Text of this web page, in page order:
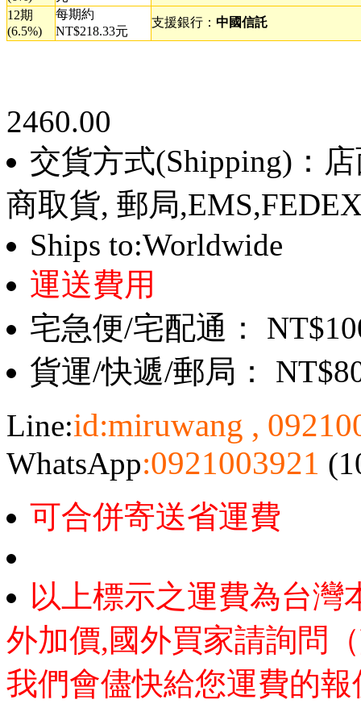
12期
(6.5%)
每期約
NT$218.33元
支援銀行： 中國信託
2460.00
交貨方式(Shipping)：
商取貨, 郵局
Ships to:Worldwide
運送費用
宅急便/宅配通：
貨運/快遞/郵局：
Line:id:miruwang ,
WhatsApp:0921003921
可合併寄送省運費
以上標示之運費為台灣
外加價,國外買家請詢問
我們會儘快給您運費的報